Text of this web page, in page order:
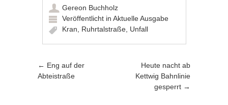
Gereon Buchholz
Veröffentlicht inAktuelle Ausgabe
Kran
Ruhrtalstraße Unfall
Artikel-Navigation
← Eng auf der
Abteistraße
Heute nacht ab
Kettwig Bahnlinie
gesperrt →